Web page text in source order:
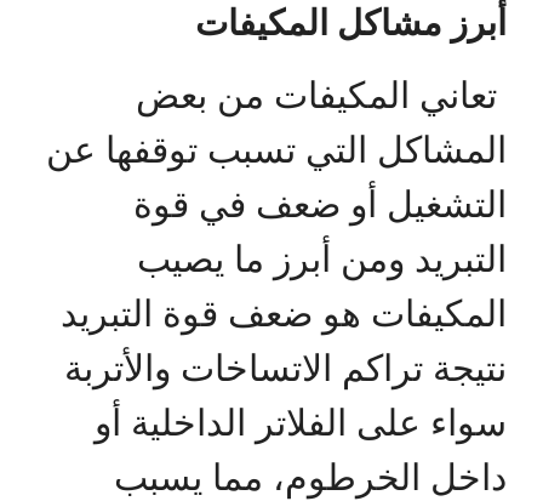
أبرز مشاكل المكيفات
تعاني المكيفات من بعض
المشاكل التي تسبب توقفها عن
التشغيل أو ضعف في قوة
التبريد ومن أبرز ما يصيب
المكيفات هو ضعف قوة التبريد
نتيجة تراكم الاتساخات والأتربة
سواء على الفلاتر الداخلية أو
داخل الخرطوم، مما يسبب